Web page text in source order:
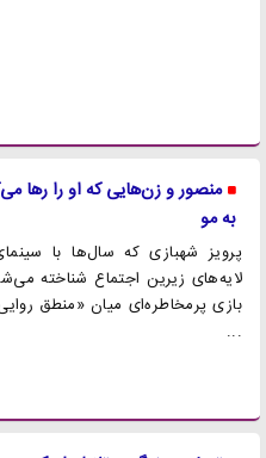
منصور و زن‌هایی که او را رها
به مو
پرویز شهبازی که سال‌ها با
لایه‌های زیرین اجتماع شناخته
بازی پرمخاطره‌ای میان «منطق
...